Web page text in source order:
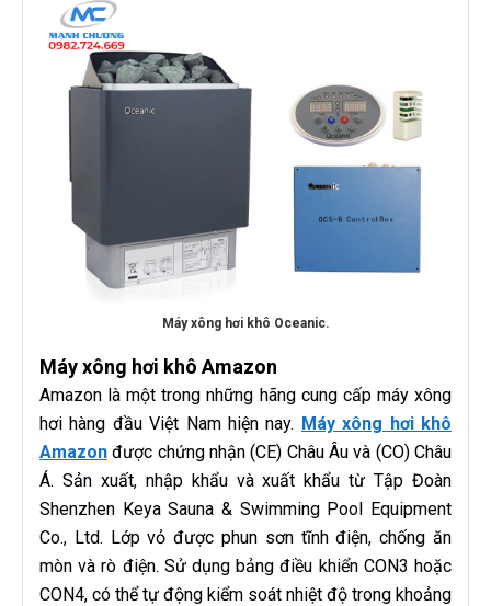
Máy xông hơi khô Oceanic.
Máy xông hơi khô Amazon
Amazon là một trong những hãng cung cấp máy xông
hơi hàng đầu Việt Nam hiện nay. Máy xông hơi khô
Amazon được chứng nhận (CE) Châu Âu và (CO) Châu
Á. Sản xuất, nhập khẩu và xuất khẩu từ Tập Đoàn
Shenzhen Keya Sauna & Swimming Pool Equipment
Co., Ltd. Lớp vỏ được phun sơn tĩnh điện, chống ăn
mòn và rò điện. Sử dụng bảng điều khiển CON3 hoặc
CON4, có thể tự động kiểm soát nhiệt độ trong khoảng